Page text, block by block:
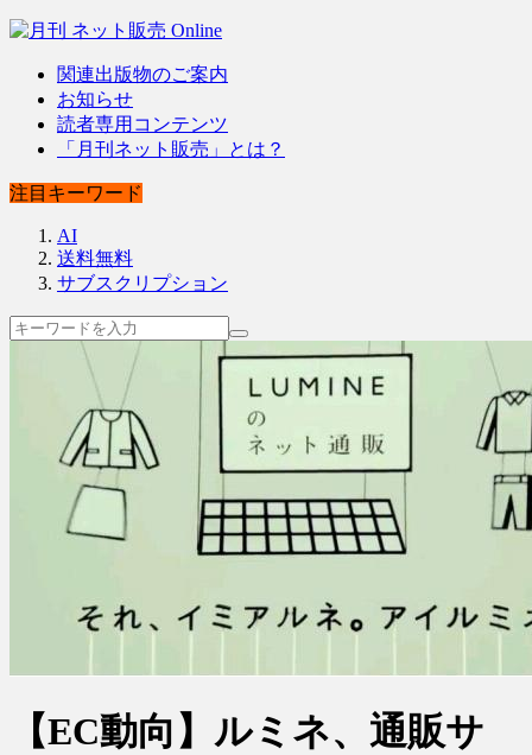
関連出版物のご案内
お知らせ
読者専用コンテンツ
「月刊ネット販売」とは？
注目キーワード
AI
送料無料
サブスクリプション
【EC動向】ルミネ、通販サ